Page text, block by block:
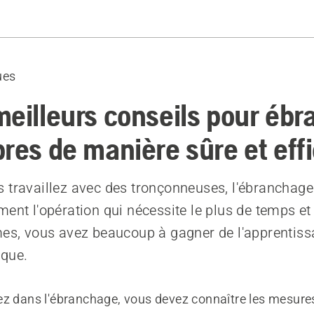
conseils pour
de manière sûre et
travaillez avec des tronçonneuses,
l'opération qui nécessite le plus de temps
vous avez beaucoup à gagner de
dans l'ébranchage, vous devez connaître les